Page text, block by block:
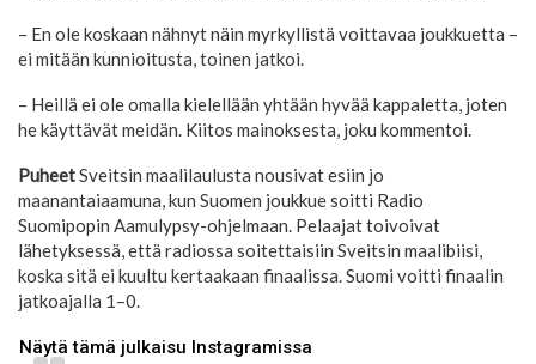
– En ole koskaan nähnyt näin myrkyllistä voittavaa joukkuetta –
ei mitään kunnioitusta, toinen jatkoi.
– Heillä ei ole omalla kielellään yhtään hyvää kappaletta, joten
he käyttävät meidän. Kiitos mainoksesta, joku kommentoi.
PuheetSveitsin maalilaulusta nousivat esiin jo
maanantaiaamuna, kun Suomen joukkue soitti Radio
Suomipopin Aamulypsy-ohjelmaan. Pelaajat toivoivat
lähetyksessä, että radiossa soitettaisiin Sveitsin maalibiisi,
koska sitä ei kuultu kertaakaan finaalissa. Suomi voitti finaalin
jatkoajalla 1–0.
Näytä tämä julkaisu Instagramissa